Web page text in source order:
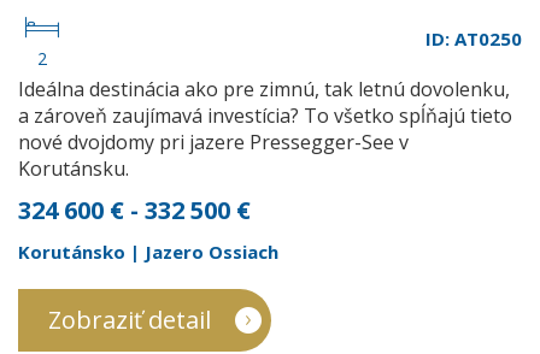
2
ID: AT0250
Ideálna destinácia ako pre zimnú, tak letnú dovolenku,
a zároveň zaujímavá investícia? To všetko spĺňajú tieto
nové dvojdomy pri jazere Pressegger-See v
Korutánsku.
324 600 € - 332 500 €
Korutánsko | Jazero Ossiach
Zobraziť detail